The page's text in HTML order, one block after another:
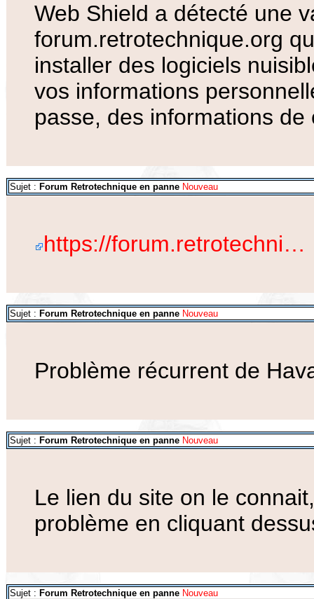
Web Shield a détecté une
forum.retrotechnique.org
installer des logiciels
vos informations
passe, des informations
Sujet : Forum Retrotechnique en panne Nouveau
https://forum.retrotechni…
Sujet : Forum Retrotechnique en panne Nouveau
Problème récurrent de
Sujet : Forum Retrotechnique en panne Nouveau
Le lien du site on le
problème en cliquant
Sujet : Forum Retrotechnique en panne Nouveau